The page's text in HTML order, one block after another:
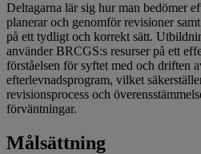
Deltagarna lär sig hur man bedömer
planerar och genomför revisioner
på ett tydligt och korrekt sätt.
använder BRCGS:s resurser på ett
förståelsen för syftet med och driften
efterlevnadsprogram, vilket
revisionsprocess och
förväntningar.
Målsättning